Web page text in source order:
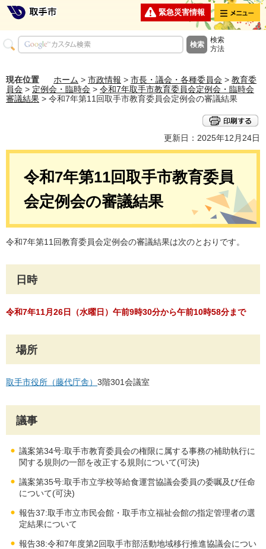
緊急災害情報 メニュー
検索
方法
現在位置 ホーム > 市政情報 > 市長・議会・各種委員会 > 教育委
員会 > 定例会・臨時会 > 令和7年取手市教育委員会定例会・臨時会
審議結果 > 令和7年第11回取手市教育委員会定例会の審議結果
更新日：2025年12月24日
令和7年第11回取手市教育委員
会定例会の審議結果
令和7年第11回教育委員会定例会の審議結果は次のとおりです。
日時
令和7年11月26日（水曜日）午前9時30分から午前10時58分まで
場所
取手市役所（藤代庁舎） 3階301会議室
議事
議案第34号:取手市教育委員会の権限に属する事務の補助執行に
関する規則の一部を改正する規則について(可決)
議案第35号:取手市立学校等給食運営協議会委員の委嘱及び任命
について(可決)
報告37:取手市立市民会館・取手市立福祉会館の指定管理者の選
定結果について
報告38:令和7年度第2回取手市部活動地域移行推進協議会につい